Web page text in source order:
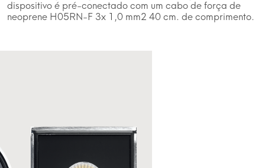
dispositivo é pré-conectado com um cabo de força de
neoprene H05RN-F 3x 1,0 mm2 40 cm. de comprimento.